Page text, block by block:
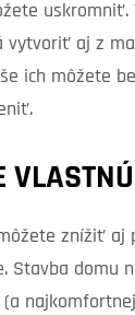
uskromniť.
vytvoriť aj z
ich môžete
znížiť aj
Stavba domu